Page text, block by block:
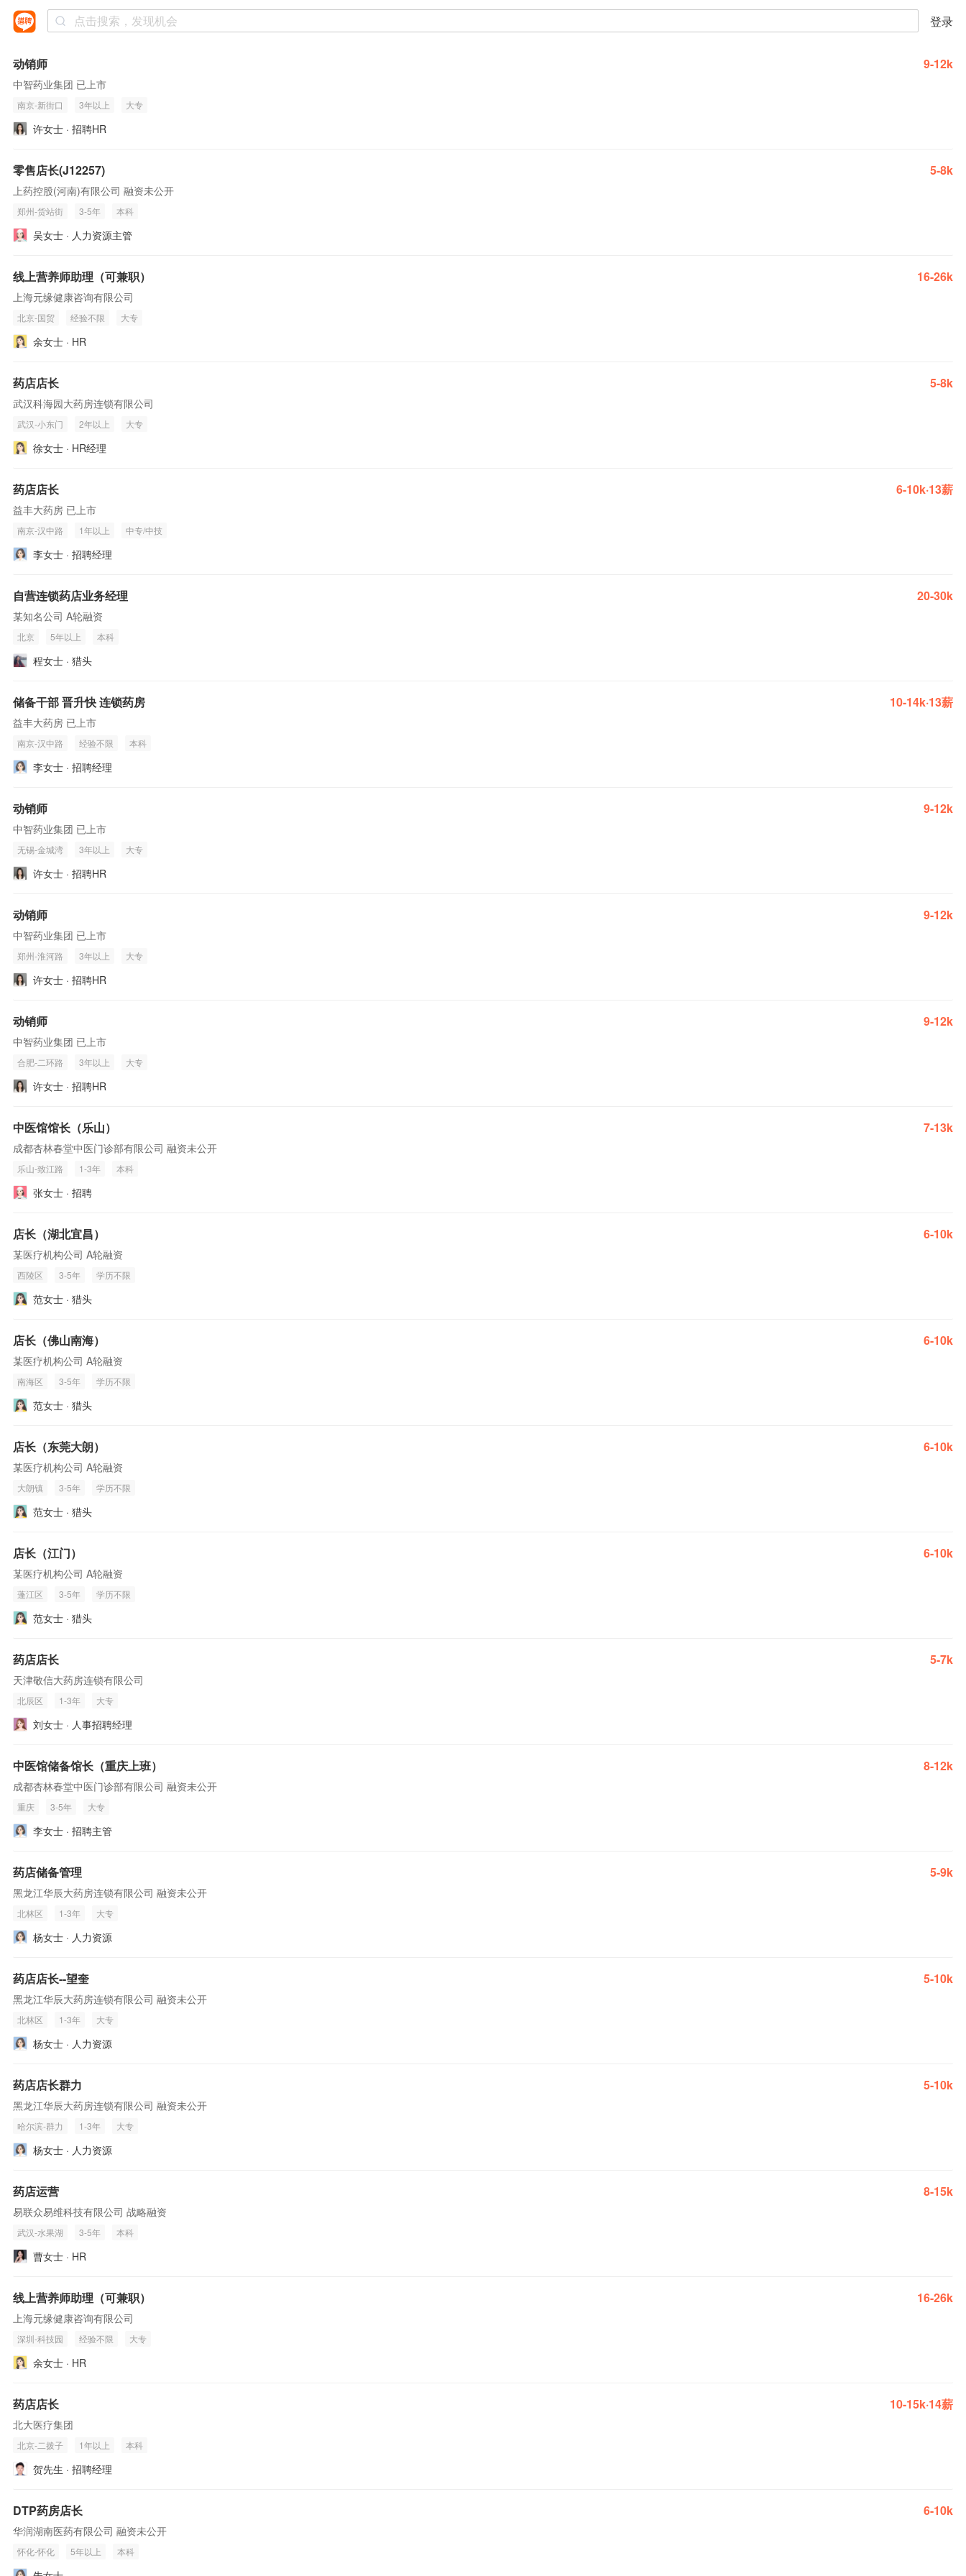
登录
动销师 9-12k
中智药业集团 已上市
南京-新街口 3年以上 大专
许女士 · 招聘HR
零售店长(J12257) 5-8k
上药控股(河南)有限公司 融资未公开
郑州-货站街 3-5年 本科
吴女士 · 人力资源主管
线上营养师助理（可兼职） 16-26k
上海元缘健康咨询有限公司
北京-国贸 经验不限 大专
余女士 · HR
药店店长 5-8k
武汉科海园大药房连锁有限公司
武汉-小东门 2年以上 大专
徐女士 · HR经理
药店店长 6-10k·13薪
益丰大药房 已上市
南京-汉中路 1年以上 中专/中技
李女士 · 招聘经理
自营连锁药店业务经理 20-30k
某知名公司 A轮融资
北京 5年以上 本科
程女士 · 猎头
储备干部 晋升快 连锁药房 10-14k·13薪
益丰大药房 已上市
南京-汉中路 经验不限 本科
李女士 · 招聘经理
动销师 9-12k
中智药业集团 已上市
无锡-金城湾 3年以上 大专
许女士 · 招聘HR
动销师 9-12k
中智药业集团 已上市
郑州-淮河路 3年以上 大专
许女士 · 招聘HR
动销师 9-12k
中智药业集团 已上市
合肥-二环路 3年以上 大专
许女士 · 招聘HR
中医馆馆长（乐山） 7-13k
成都杏林春堂中医门诊部有限公司 融资未公开
乐山-致江路 1-3年 本科
张女士 · 招聘
店长（湖北宜昌） 6-10k
某医疗机构公司 A轮融资
西陵区 3-5年 学历不限
范女士 · 猎头
店长（佛山南海） 6-10k
某医疗机构公司 A轮融资
南海区 3-5年 学历不限
范女士 · 猎头
店长（东莞大朗） 6-10k
某医疗机构公司 A轮融资
大朗镇 3-5年 学历不限
范女士 · 猎头
店长（江门） 6-10k
某医疗机构公司 A轮融资
蓬江区 3-5年 学历不限
范女士 · 猎头
药店店长 5-7k
天津敬信大药房连锁有限公司
北辰区 1-3年 大专
刘女士 · 人事招聘经理
中医馆储备馆长（重庆上班） 8-12k
成都杏林春堂中医门诊部有限公司 融资未公开
重庆 3-5年 大专
李女士 · 招聘主管
药店储备管理 5-9k
黑龙江华辰大药房连锁有限公司 融资未公开
北林区 1-3年 大专
杨女士 · 人力资源
药店店长--望奎 5-10k
黑龙江华辰大药房连锁有限公司 融资未公开
北林区 1-3年 大专
杨女士 · 人力资源
药店店长群力 5-10k
黑龙江华辰大药房连锁有限公司 融资未公开
哈尔滨-群力 1-3年 大专
杨女士 · 人力资源
药店运营 8-15k
易联众易维科技有限公司 战略融资
武汉-水果湖 3-5年 本科
曹女士 · HR
线上营养师助理（可兼职） 16-26k
上海元缘健康咨询有限公司
深圳-科技园 经验不限 大专
余女士 · HR
药店店长 10-15k·14薪
北大医疗集团
北京-二拨子 1年以上 本科
贺先生 · 招聘经理
DTP药房店长 6-10k
华润湖南医药有限公司 融资未公开
怀化-怀化 5年以上 本科